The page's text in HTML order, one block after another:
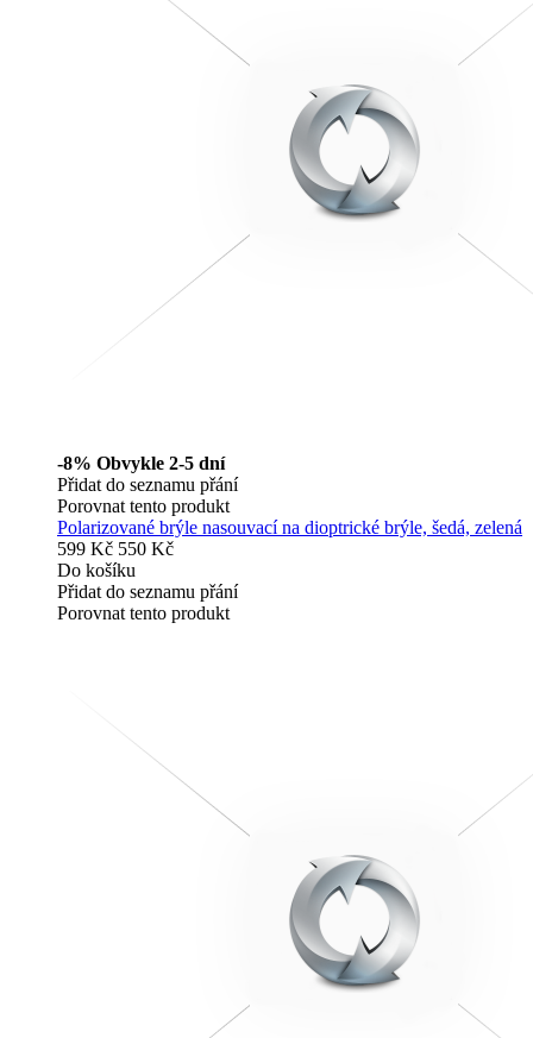
-8% Obvykle 2-5 dní
Přidat do seznamu přání
Porovnat tento produkt
Polarizované brýle nasouvací na dioptrické brýle, šedá, zelená
599 Kč 550 Kč
Do košíku
Přidat do seznamu přání
Porovnat tento produkt